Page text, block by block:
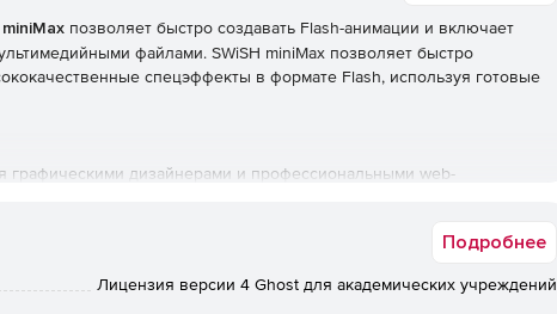
позволяет быстро создавать Flash-анимации и включает
файлами. SWiSH miniMax позволяет быстро
спецэффекты в формате Flash, используя готовые
графическими дизайнерами и профессиональными web-
эффектов и редактирование существующих файлов SWiSH Flash.
Подробнее
Лицензия версии 4 Ghost для академических учреждений